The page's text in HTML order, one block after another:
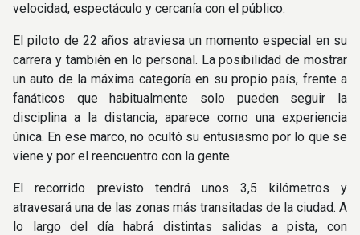
velocidad, espectáculo y cercanía con el público.
El piloto de 22 años atraviesa un momento especial en su
carrera y también en lo personal. La posibilidad de mostrar
un auto de la máxima categoría en su propio país, frente a
fanáticos que habitualmente solo pueden seguir la
disciplina a la distancia, aparece como una experiencia
única. En ese marco, no ocultó su entusiasmo por lo que se
viene y por el reencuentro con la gente.
El recorrido previsto tendrá unos 3,5 kilómetros y
atravesará una de las zonas más transitadas de la ciudad. A
lo largo del día habrá distintas salidas a pista, con